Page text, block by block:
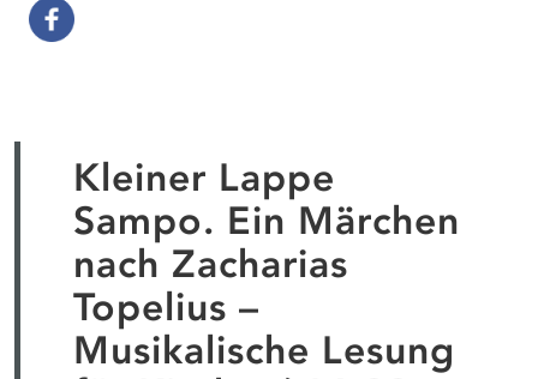
Kleiner Lappe
Sampo. Ein Märchen
nach Zacharias
Topelius –
Musikalische Lesung